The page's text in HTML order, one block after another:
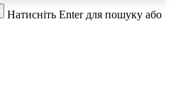
Натисніть Enter для пошуку або